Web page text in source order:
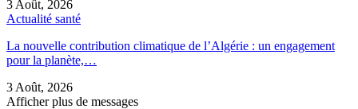
3 Août, 2026
Actualité santé
La nouvelle contribution climatique de l’Algérie : un engagement
pour la planète,…
3 Août, 2026
Afficher plus de messages